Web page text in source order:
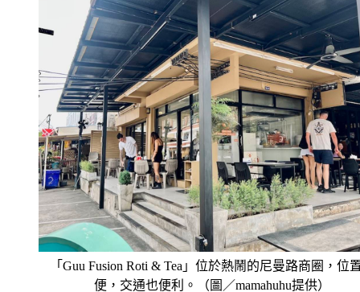
「Guu Fusion Roti & Tea」位於熱鬧的尼曼路商圈，位
便，交通也便利。（圖／mamahuhu提供）